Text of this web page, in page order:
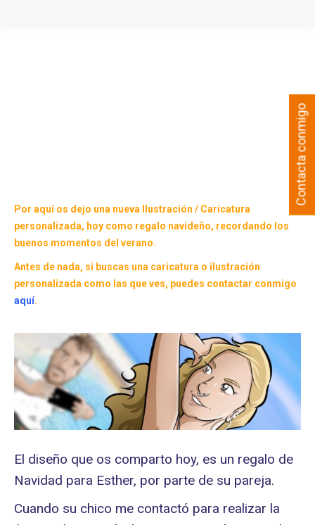
Por aquí os dejo una nueva Ilustración / Caricatura
personalizada, hoy como regalo navideño, recordando los
buenos momentos del verano.
Antes de nada, si buscas una caricatura o ilustración
personalizada como las que ves, puedes contactar conmigo
aquí.
El diseño que os comparto hoy, es un regalo de
Navidad para Esther, por parte de su pareja.
Cuando su chico me contactó para realizar la
Contacta conmigo